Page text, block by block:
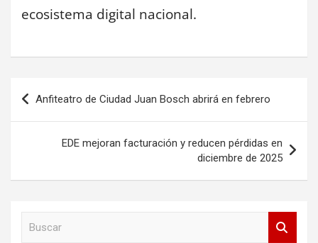
ecosistema digital nacional.
Navegación
de
entradas
Anfiteatro de Ciudad Juan Bosch abrirá en febrero
EDE mejoran facturación y reducen pérdidas en
diciembre de 2025